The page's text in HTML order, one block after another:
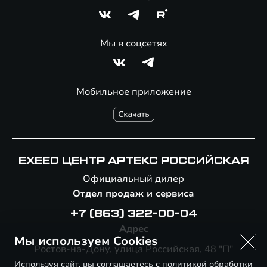
Мобильное приложение
Мы в соцсетях
EXEED ЦЕНТР АРТЕКС РОССИЙСКАЯ
Официальный дилер
Отдел продаж и сервиса
+7 (863) 322-00-04
Адрес
Ростов-на-Дону, улица Российская, 48 "П"
Мы используем Cookies
Используя сайт, вы соглашаетесь с политикой обработки